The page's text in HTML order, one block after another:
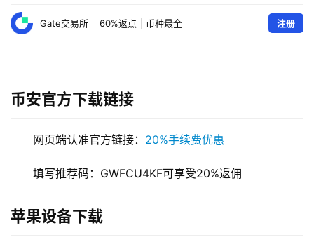
Gate交易所 60%返点 币种最全 注册
币安官方下载链接
网页端认准官方链接： 20%手续费优惠
填写推荐码：GWFCU4KF可享受20%返佣
苹果设备下载